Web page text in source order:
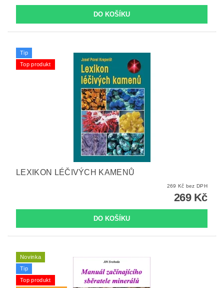
Tip
Top produkt
LEXIKON LÉČIVÝCH KAMENŮ
269 Kč bez DPH
269 Kč
Novinka
Tip
Top produkt